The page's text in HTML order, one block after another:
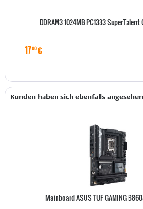
DDRAM3 1024MB PC1333
1700€
Kunden haben sich ebenfalls angesehen
Mainboard ASUS TUF GAMING